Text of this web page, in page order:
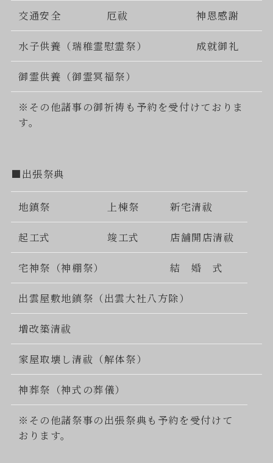
交通安全 厄祓 神恩感謝
水子供養（瑞稚霊慰霊祭） 成就御礼
御霊供養（御霊冥福祭）
※その他諸事の御祈祷も予約を受付けておりま
す。
■出張祭典
地鎮祭 上棟祭 新宅清祓
起工式 竣工式 店舗開店清祓
宅神祭（神棚祭） 結 婚 式
出雲屋敷地鎮祭（出雲大社八方除）
増改築清祓
家屋取壊し清祓（解体祭）
神葬祭（神式の葬儀）
※その他諸祭事の出張祭典も予約を受付けて
おります。